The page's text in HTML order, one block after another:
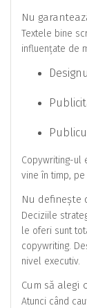
Nu
Textele bine
influențate de
Copywriting-ul
vine în timp,
Nu definește
Deciziile
le oferi sunt
copywriting.
nivel executiv.
Cum să
Atunci când